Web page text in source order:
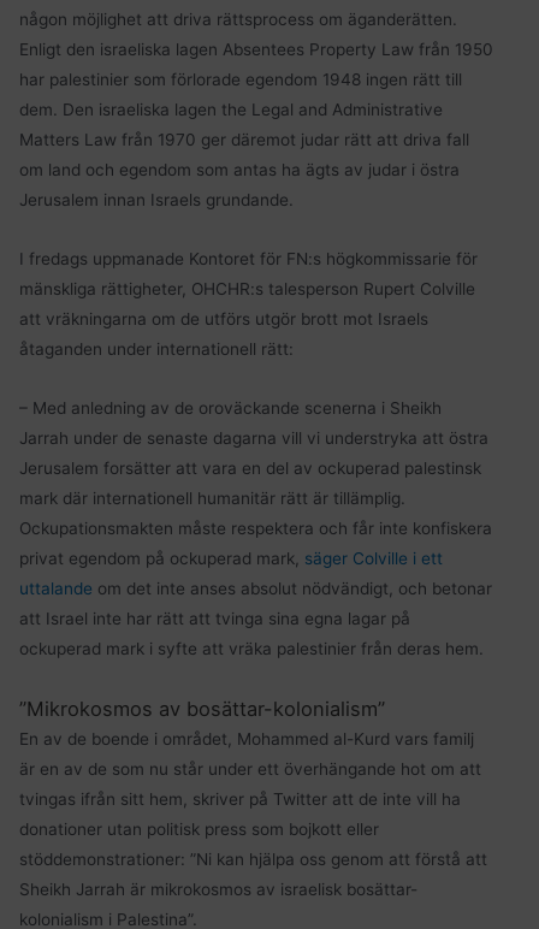
någon möjlighet att driva rättsprocess om äganderätten.
Enligt den israeliska lagen Absentees Property Law från 1950
har palestinier som förlorade egendom 1948 ingen rätt till
dem. Den israeliska lagen the Legal and Administrative
Matters Law från 1970 ger däremot judar rätt att driva fall
om land och egendom som antas ha ägts av judar i östra
Jerusalem innan Israels grundande.
I fredags uppmanade Kontoret för FN:s högkommissarie för
mänskliga rättigheter, OHCHR:s talesperson Rupert Colville
att vräkningarna om de utförs utgör brott mot Israels
åtaganden under internationell rätt:
– Med anledning av de oroväckande scenerna i Sheikh
Jarrah under de senaste dagarna vill vi understryka att östra
Jerusalem forsätter att vara en del av ockuperad palestinsk
mark där internationell humanitär rätt är tillämplig.
Ockupationsmakten måste respektera och får inte konfiskera
privat egendom på ockuperad mark, säger Colville i ett
uttalande om det inte anses absolut nödvändigt, och betonar
att Israel inte har rätt att tvinga sina egna lagar på
ockuperad mark i syfte att vräka palestinier från deras hem.
”Mikrokosmos av bosättar-kolonialism”
En av de boende i området, Mohammed al-Kurd vars familj
är en av de som nu står under ett överhängande hot om att
tvingas ifrån sitt hem, skriver på Twitter att de inte vill ha
donationer utan politisk press som bojkott eller
stöddemonstrationer: ”Ni kan hjälpa oss genom att förstå att
Sheikh Jarrah är mikrokosmos av israelisk bosättar-
kolonialism i Palestina”.